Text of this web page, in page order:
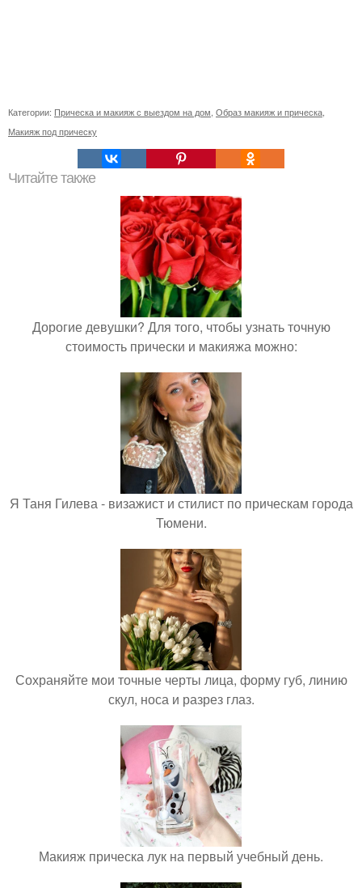
Категории: Прическа и макияж с выездом на дом Образ макияж и прическа
Макияж под прическу
Читайте также
Дорогие девушки? Для того, чтобы узнать точную
стоимость прически и макияжа можно:
Я Таня Гилева - визажист и стилист по прическам города
Тюмени.
Сохраняйте мои точные черты лица, форму губ, линию
скул, носа и разрез глаз.
Макияж прическа лук на первый учебный день.